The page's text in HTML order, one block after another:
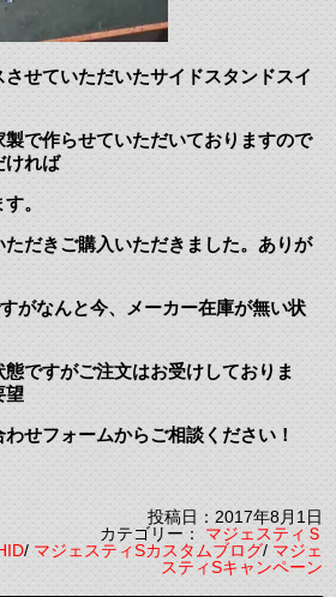
せていただいたサイドスタンドスイ
で作らせていただいておりますので
ければ
。
だきご購入いただきました。ありが
がなんと今、メーカー在庫が無い状
ですがご注文はお受けしておりま
望
せフォームからご相談ください！
投稿日：2017年8月1日
カテゴリー：マジェスティＳ
/マジェスティSカスタムブログ/マジェ
スティSキャンペーン